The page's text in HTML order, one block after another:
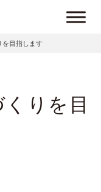
を目指します
りを目